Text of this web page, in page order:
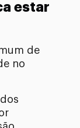
estar
de
no